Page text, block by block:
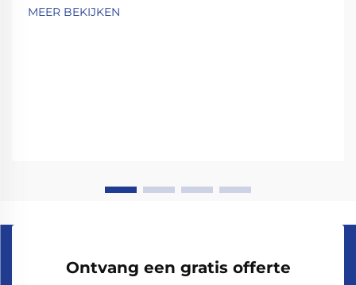
MEER BEKIJKEN
Ontvang een gratis offerte